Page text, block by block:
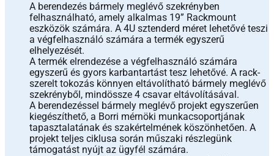
A berendezés bármely meglévő szekrényben
felhasználható, amely alkalmas 19” Rackmount
eszközök számára. A 4U sztenderd méret lehetővé teszi
a végfelhasználó számára a termék egyszerű
elhelyezését.
A termék elrendezése a végfelhasználó számára
egyszerű és gyors karbantartást tesz lehetővé. A rack-
szerelt tokozás könnyen eltávolítható bármely meglévő
szekrényből, mindössze 4 csavar eltávolításával.
A berendezéssel bármely meglévő projekt egyszerűen
kiegészíthető, a Borri mérnöki munkacsoportjának
tapasztalatának és szakértelmének köszönhetően. A
projekt teljes ciklusa során műszaki részlegünk
támogatást nyújt az ügyfél számára.